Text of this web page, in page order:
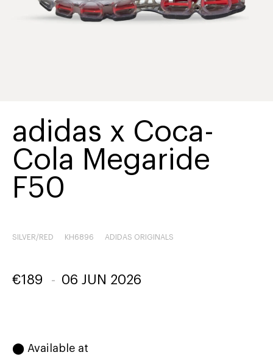
adidas x Coca-
Cola Megaride
F50
SILVER/RED KH6896 ADIDAS ORIGINALS
€189 - 06 JUN 2026
⬤ Available at